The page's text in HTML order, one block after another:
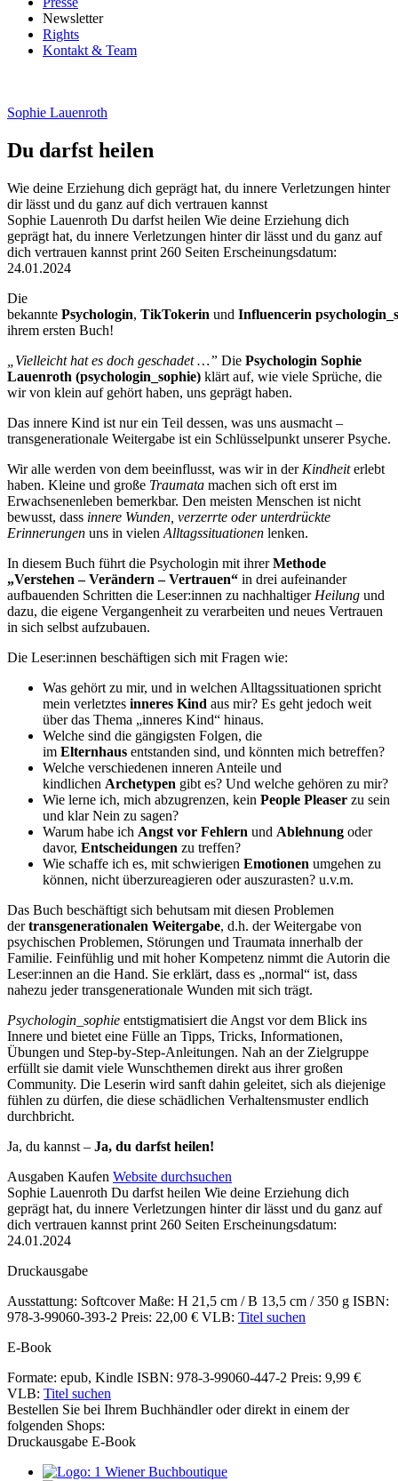
Newsletter
Rights
Kontakt & Team
Sophie Lauenroth
Du darfst heilen
Wie deine Erziehung dich geprägt hat, du innere Verletzungen hinter
dir lässt und du ganz auf dich vertrauen kannst
Beschreibung
Sophie Lauenroth Du darfst heilen Wie deine Erziehung dich
geprägt hat, du innere Verletzungen hinter dir lässt und du ganz auf
dich vertrauen kannst print 260 Seiten Erscheinungsdatum:
24.01.2024
Beschreibung
Die
bekannte Psychologin, TikTokerin und Influencerin
ihrem ersten Buch!
„Vielleicht hat es doch geschadet …” Die Psychologin Sophie
Lauenroth (psychologin_sophie) klärt auf, wie viele Sprüche, die
wir von klein auf gehört haben, uns geprägt haben.
Das innere Kind ist nur ein Teil dessen, was uns ausmacht –
transgenerationale Weitergabe ist ein Schlüsselpunkt unserer Psyche.
Wir alle werden von dem beeinflusst, was wir in der Kindheiterlebt
haben. Kleine und große Traumata machen sich oft erst im
Erwachsenenleben bemerkbar. Den meisten Menschen ist nicht
bewusst, dass innere Wunden, verzerrte oder unterdrückte
Erinnerungen uns in vielen Alltagssituationen lenken.
In diesem Buch führt die Psychologin mit ihrerMethode
„Verstehen – Verändern – Vertrauen“ in drei aufeinander
aufbauenden Schritten die Leser:innen zu nachhaltiger Heilung und
dazu, die eigene Vergangenheit zu verarbeiten und neues Vertrauen
in sich selbst aufzubauen.
Die Leser:innen beschäftigen sich mit Fragen wie:
Was gehört zu mir, und in welchen Alltagssituationen spricht
mein verletztes inneres Kind aus mir? Es geht jedoch weit
über das Thema „inneres Kind“ hinaus.
Welche sind die gängigsten Folgen, die
im Elternhaus entstanden sind, und könnten mich betreffen?
Welche verschiedenen inneren Anteile und
kindlichen Archetypen gibt es? Und welche gehören zu mir?
Wie lerne ich, mich abzugrenzen, kein People Pleaser zu sein
und klar Nein zu sagen?
Warum habe ich Angst vor Fehlern und Ablehnung oder
davor, Entscheidungen zu treffen?
Wie schaffe ich es, mit schwierigen Emotionen umgehen zu
können, nicht überzureagieren oder auszurasten? u.v.m.
Das Buch beschäftigt sich behutsam mit diesen Problemen
dertransgenerationalen Weitergabe, d.h. der Weitergabe von
psychischen Problemen, Störungen und Traumata innerhalb der
Familie. Feinfühlig und mit hoher Kompetenz nimmt die Autorin die
Leser:innen an die Hand. Sie erklärt, dass es „normal“ ist, dass
nahezu jeder transgenerationale Wunden mit sich trägt.
Psychologin_sophie entstigmatisiert die Angst vor dem Blick ins
Innere und bietet eine Fülle an Tipps, Tricks, Informationen,
Übungen und Step-by-Step-Anleitungen. Nah an der Zielgruppe
erfüllt sie damit viele Wunschthemen direkt aus ihrer großen
Community. Die Leserin wird sanft dahin geleitet, sich als diejenige
fühlen zu dürfen, die diese schädlichen Verhaltensmuster endlich
durchbricht.
Ja, du kannst – Ja, du darfst heilen!
Details
und
Inhalte
Ausgaben Kaufen Website durchsuchen
Sophie Lauenroth Du darfst heilen Wie deine Erziehung dich
geprägt hat, du innere Verletzungen hinter dir lässt und du ganz auf
dich vertrauen kannst print 260 Seiten Erscheinungsdatum:
24.01.2024
Druckausgabe
Ausstattung: Softcover Maße: H 21,5 cm / B 13,5 cm / 350 g ISBN:
978-3-99060-393-2 Preis: 22,00 € VLB: Titel suchen
E-Book
Formate: epub, Kindle ISBN: 978-3-99060-447-2 Preis: 9,99 €
VLB: Titel suchen
Bestellen Sie bei Ihrem Buchhändler oder direkt in einem der
folgenden Shops:
Druckausgabe E-Book